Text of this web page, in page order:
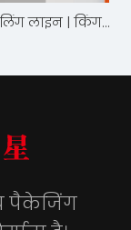
रूड बॉय के लिए 18,000बीपीएच सीएसडी फिलिंग लाइन | किंग मशीन कंपनी
पैकेजिंग